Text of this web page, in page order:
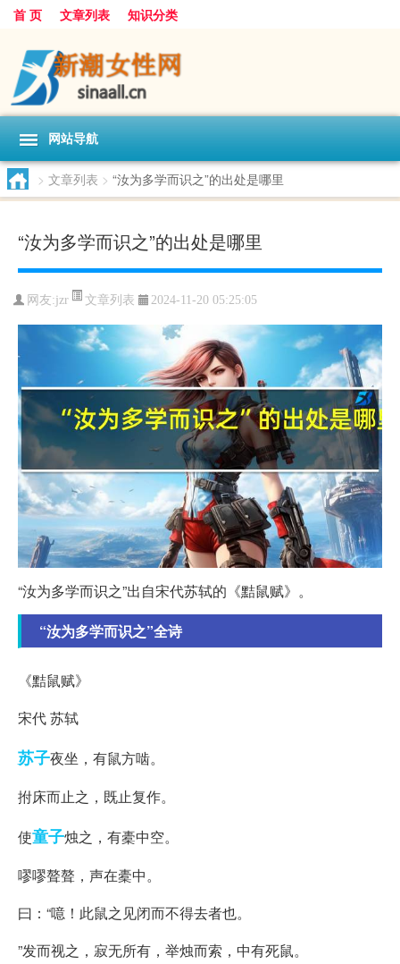
首 页 文章列表 知识分类
网站导航
> 文章列表 > “汝为多学而识之”的出处是哪里
“汝为多学而识之”的出处是哪里
网友:jzr 文章列表 2024-11-20 05:25:05
“汝为多学而识之”出自宋代苏轼的《黠鼠赋》。
“汝为多学而识之”全诗
《黠鼠赋》
宋代 苏轼
苏子夜坐，有鼠方啮。
拊床而止之，既止复作。
使童子烛之，有橐中空。
嘐嘐聱聱，声在橐中。
曰：“噫！此鼠之见闭而不得去者也。
”发而视之，寂无所有，举烛而索，中有死鼠。